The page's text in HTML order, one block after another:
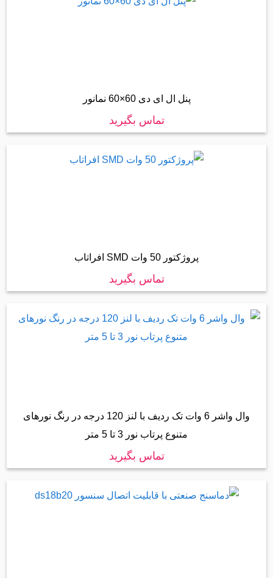
پنل ال ای دی 60×60 نمانور
تماس بگیرید
پروژکتور 50 وات SMD افراتاب
تماس بگیرید
وال واشر 6 وات تک ردیف با لنز 120 درجه در رنگ نورهای
متنوع پرتاب نور 3 تا 5 متر
تماس بگیرید